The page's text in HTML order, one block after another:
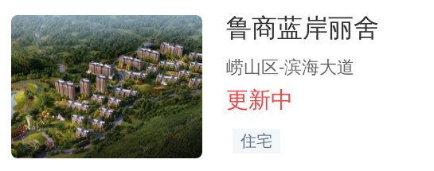
鲁商蓝岸丽舍
崂山区-滨海大道
更新中
住宅